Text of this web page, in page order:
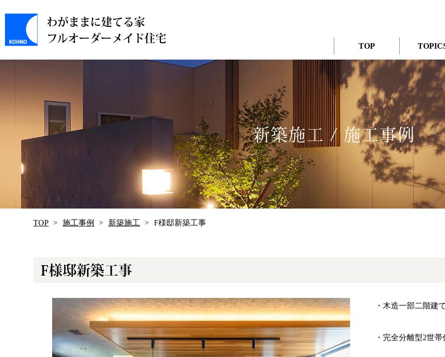
わがままに建てる家
フルオーダーメイド住宅
TOP
新築施工 / 施工事例
TOP 施工事例 新築施工 F様邸新築工事
F様邸新築工事
・木造一部二階建て
・完全分離型2世帯